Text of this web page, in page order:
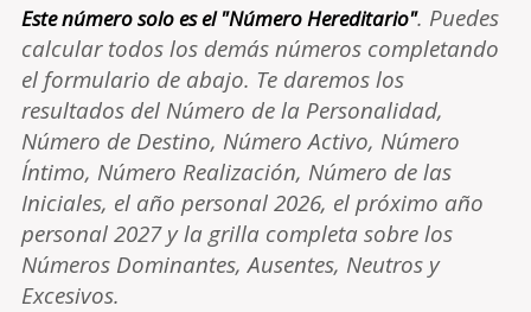
Este número solo es el "Número Hereditario". Puedes
calcular todos los demás números completando
el formulario de abajo. Te daremos los
resultados del Número de la Personalidad,
Número de Destino, Número Activo, Número
Íntimo, Número Realización, Número de las
Iniciales, el año personal 2026, el próximo año
personal 2027 y la grilla completa sobre los
Números Dominantes, Ausentes, Neutros y
Excesivos.